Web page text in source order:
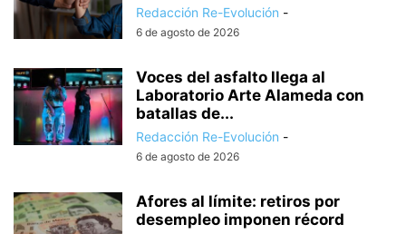
Redacción Re-Evolución -
6 de agosto de 2026
Voces del asfalto llega al
Laboratorio Arte Alameda con
batallas de...
Redacción Re-Evolución -
6 de agosto de 2026
Afores al límite: retiros por
desempleo imponen récord